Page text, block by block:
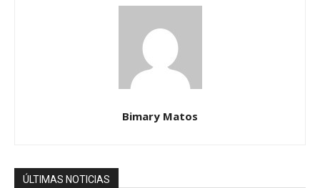
Bimary Matos
ÚLTIMAS NOTICIAS